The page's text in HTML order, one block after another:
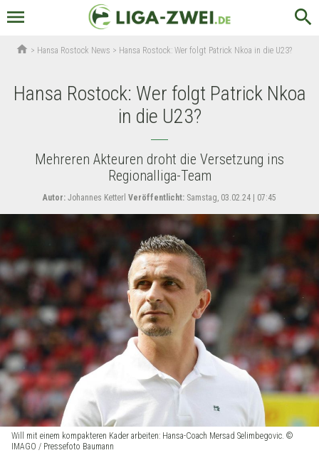
menu search
home > Hansa Rostock News > Hansa Rostock: Wer folgt Patrick Nkoa in die U23?
Hansa Rostock: Wer folgt Patrick Nkoa
in die U23?
Mehreren Akteuren droht die Versetzung ins
Regionalliga-Team
Autor: Johannes Ketterl Veröffentlicht: Samstag, 03.02.24 | 07:45
Will mit einem kompakteren Kader arbeiten: Hansa-Coach Mersad Selimbegovic. ©
IMAGO / Pressefoto Baumann